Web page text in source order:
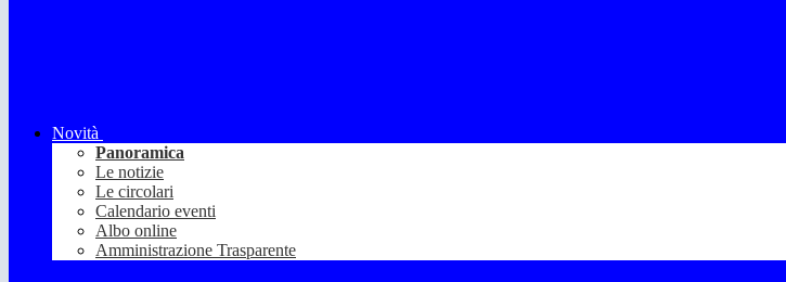
Novità
Panoramica
Le notizie
Le circolari
Calendario eventi
Albo online
Amministrazione Trasparente